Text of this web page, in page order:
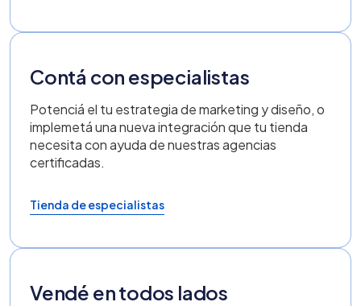
Contá con especialistas
Potenciá el tu estrategia de marketing y diseño, o
implemetá una nueva integración que tu tienda
necesita con ayuda de nuestras agencias
certificadas.
Tienda de especialistas
Vendé en todos lados